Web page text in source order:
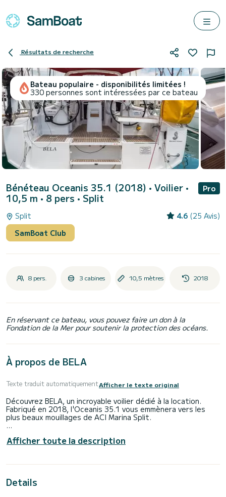
Résultats de recherche
Bateau populaire - disponibilités limitées !
330 personnes sont intéressées par ce bateau
Bénéteau Oceanis 35.1 (2018) • Voilier •
10,5 m • 8 pers • Split
Pro
Split 4.6 (25 Avis)
SamBoat Club
8 pers. 3 cabines 10,5 mètres 2018
En réservant ce bateau, vous pouvez faire un don à la
Fondation de la Mer pour soutenir la protection des océans.
À propos de BELA
Texte traduit automatiquementAfficher le texte original
Découvrez BELA, un incroyable voilier dédié à la location.
Fabriqué en 2018, l'Oceanis 35.1 vous emmènera vers les
plus beaux mouillages de ACI Marina Split.
d'une capacité de 8 personnes. D'une longueur hors tout de
11 mètres, il sera votre meilleur allié pour passer des
Marina Split
Pour votre confort, BELA dispose d'1 cabinet de toilette
Afficher toute la description
Details